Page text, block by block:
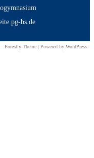
bs.de
Forestly Theme | Powered by WordPress